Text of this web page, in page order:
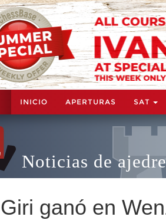
INICIO APERTURAS SAT
Noticias de
Giri ganó en